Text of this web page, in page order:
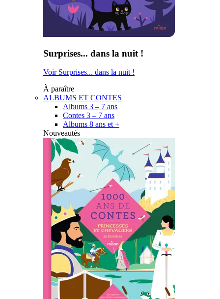
Surprises... dans la nuit !
Voir Surprises... dans la nuit !
À paraître
ALBUMS ET CONTES
Albums 3 – 7 ans
Contes 3 – 7 ans
Albums 8 ans et +
Nouveautés